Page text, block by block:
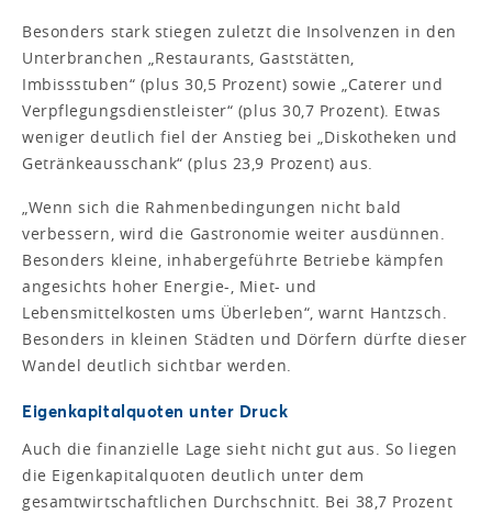
Besonders stark stiegen zuletzt die Insolvenzen in den
Unterbranchen „Restaurants, Gaststätten,
Imbissstuben“ (plus 30,5 Prozent) sowie „Caterer und
Verpflegungsdienstleister“ (plus 30,7 Prozent). Etwas
weniger deutlich fiel der Anstieg bei „Diskotheken und
Getränkeausschank“ (plus 23,9 Prozent) aus.
„Wenn sich die Rahmenbedingungen nicht bald
verbessern, wird die Gastronomie weiter ausdünnen.
Besonders kleine, inhabergeführte Betriebe kämpfen
angesichts hoher Energie-, Miet- und
Lebensmittelkosten ums Überleben“, warnt Hantzsch.
Besonders in kleinen Städten und Dörfern dürfte dieser
Wandel deutlich sichtbar werden.
Eigenkapitalquoten unter Druck
Auch die finanzielle Lage sieht nicht gut aus. So liegen
die Eigenkapitalquoten deutlich unter dem
gesamtwirtschaftlichen Durchschnitt. Bei 38,7 Prozent